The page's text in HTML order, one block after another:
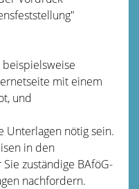
beispielsweise
mit einem
und
Unterlagen nötig sein.
in den
zuständige BAföG-
nachfordern.